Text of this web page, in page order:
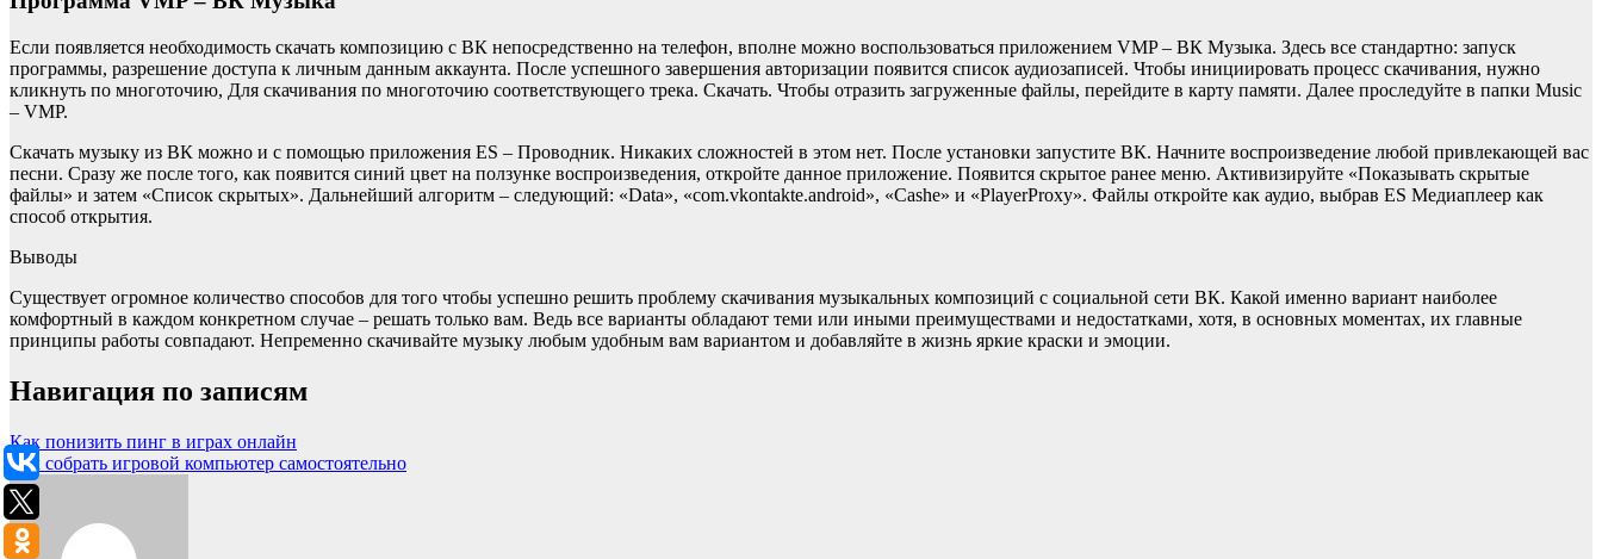
Если появляется необходимость скачать композицию с ВК непосредственно на телефон, вполне можно воспользоваться приложением VMP – ВК Музыка. Здесь все стандартно: запуск
программы, разрешение доступа к личным данным аккаунта. После успешного завершения авторизации появится список аудиозаписей. Чтобы инициировать процесс скачивания, нужно
кликнуть по многоточию, Для скачивания по многоточию соответствующего трека. Скачать. Чтобы отразить загруженные файлы, перейдите в карту памяти. Далее проследуйте в папки Music
– VMP.
Скачать музыку из ВК можно и с помощью приложения ES – Проводник. Никаких сложностей в этом нет. После установки запустите ВК. Начните воспроизведение любой привлекающей вас
песни. Сразу же после того, как появится синий цвет на ползунке воспроизведения, откройте данное приложение. Появится скрытое ранее меню. Активизируйте «Показывать скрытые
файлы» и затем «Список скрытых». Дальнейший алгоритм – следующий: «Data», «com.vkontakte.android», «Cashe» и «PlayerProxy». Файлы откройте как аудио, выбрав ES Медиаплеер как
способ открытия.
Выводы
Существует огромное количество способов для того чтобы успешно решить проблему скачивания музыкальных композиций с социальной сети ВК. Какой именно вариант наиболее
комфортный в каждом конкретном случае – решать только вам. Ведь все варианты обладают теми или иными преимуществами и недостатками, хотя, в основных моментах, их главные
принципы работы совпадают. Непременно скачивайте музыку любым удобным вам вариантом и добавляйте в жизнь яркие краски и эмоции.
Навигация по записям
Как понизить пинг в играх онлайн
Как собрать игровой компьютер самостоятельно